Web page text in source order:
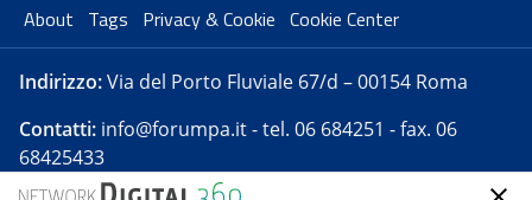
About Tags Privacy & Cookie Cookie Center
Indirizzo:Via del Porto Fluviale 67/d – 00154 Roma
Contatti: info@forumpa.it- tel. 06 684251 - fax. 06
68425433